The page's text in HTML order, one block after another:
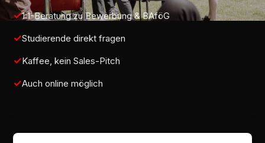
1:1-Beratung zu Bewerbung & BAföG
Studierende direkt fragen
Kaffee, kein Sales-Pitch
Auch online möglich